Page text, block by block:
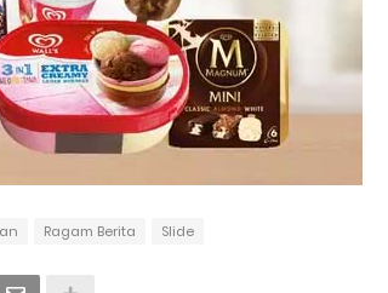
Ragam Berita Slide